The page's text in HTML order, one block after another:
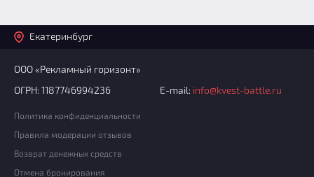
Екатеринбург
ООО «Рекламный горизонт»
ОГРН: 1187746994236
E-mail: info@kvest-battle.ru
Политика конфиденциальности
Правила модерации отзывов
Возврат денежных средств
Отмена бронирования